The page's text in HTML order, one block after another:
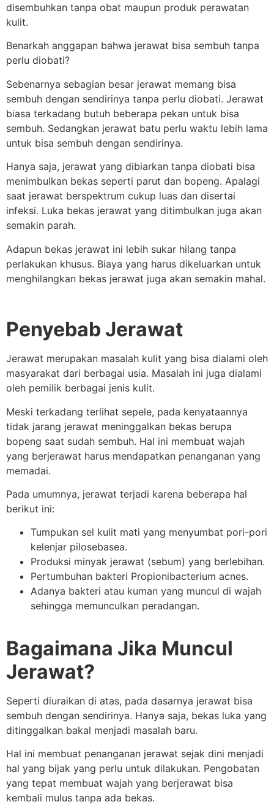
disembuhkan tanpa obat maupun produk perawatan
kulit.
Benarkah anggapan bahwa jerawat bisa sembuh tanpa
perlu diobati?
Sebenarnya sebagian besar jerawat memang bisa
sembuh dengan sendirinya tanpa perlu diobati. Jerawat
biasa terkadang butuh beberapa pekan untuk bisa
sembuh. Sedangkan jerawat batu perlu waktu lebih lama
untuk bisa sembuh dengan sendirinya.
Hanya saja, jerawat yang dibiarkan tanpa diobati bisa
menimbulkan bekas seperti parut dan bopeng. Apalagi
saat jerawat berspektrum cukup luas dan disertai
infeksi. Luka bekas jerawat yang ditimbulkan juga akan
semakin parah.
Adapun bekas jerawat ini lebih sukar hilang tanpa
perlakukan khusus. Biaya yang harus dikeluarkan untuk
menghilangkan bekas jerawat juga akan semakin mahal.
Penyebab Jerawat
Jerawat merupakan masalah kulit yang bisa dialami oleh
masyarakat dari berbagai usia. Masalah ini juga dialami
oleh pemilik berbagai jenis kulit.
Meski terkadang terlihat sepele, pada kenyataannya
tidak jarang jerawat meninggalkan bekas berupa
bopeng saat sudah sembuh. Hal ini membuat wajah
yang berjerawat harus mendapatkan penanganan yang
memadai.
Pada umumnya, jerawat terjadi karena beberapa hal
berikut ini:
Tumpukan sel kulit mati yang menyumbat pori-pori
kelenjar pilosebasea.
Produksi minyak jerawat (sebum) yang berlebihan.
Pertumbuhan bakteri Propionibacterium acnes.
Adanya bakteri atau kuman yang muncul di wajah
sehingga memunculkan peradangan.
Bagaimana Jika Muncul
Jerawat?
Seperti diuraikan di atas, pada dasarnya jerawat bisa
sembuh dengan sendirinya. Hanya saja, bekas luka yang
ditinggalkan bakal menjadi masalah baru.
Hal ini membuat penanganan jerawat sejak dini menjadi
hal yang bijak yang perlu untuk dilakukan. Pengobatan
yang tepat membuat wajah yang berjerawat bisa
kembali mulus tanpa ada bekas.